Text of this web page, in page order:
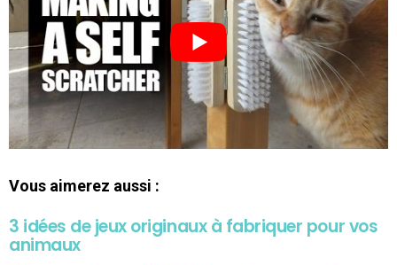
Vous aimerez aussi :
3 idées de jeux originaux à fabriquer pour vos
animaux